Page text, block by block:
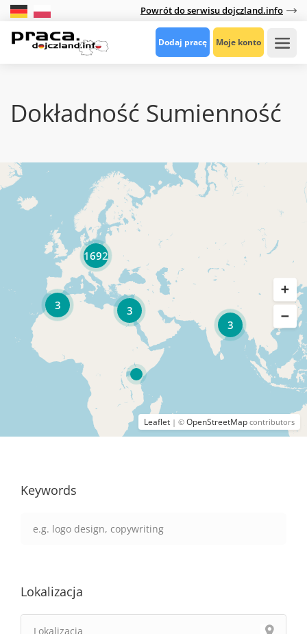
Powrót do serwisu dojczland.info
Dodaj pracę Moje konto
Dokładność Sumienność
3
3
3
1692
Leaflet | © OpenStreetMap contributors
Keywords
Lokalizacja